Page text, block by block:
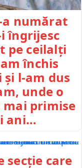
a numărat
îngrijesc
pe ceilalți
închis
și l-am dus
unde o
mai primise
ani…
secție care